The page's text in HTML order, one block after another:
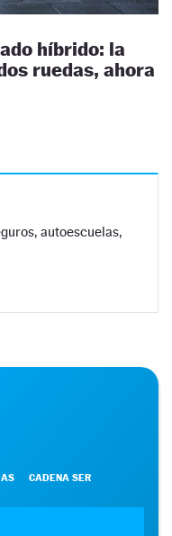
híbrido: la
ruedas, ahora
autoescuelas,
AS CADENA SER